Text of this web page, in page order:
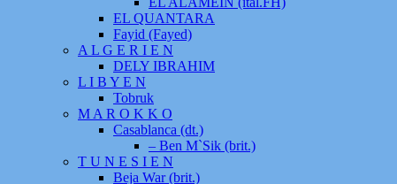
EL QUANTARA
Fayid (Fayed)
A L G E R I E N
DELY IBRAHIM
L I B Y E N
Tobruk
M A R O K K O
Casablanca (dt.)
– Ben M`Sik (brit.)
T U N E S I E N
Beja War (brit.)